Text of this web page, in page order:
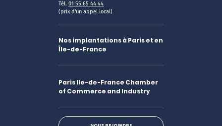
Tél. 01 55 65 44 44
(prix d'un appel local)
Nos implantations à Paris et en
Île-de-France
Paris Ile-de-France Chamber
of Commerce and Industry